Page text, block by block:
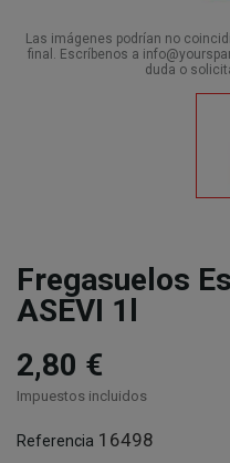
Las imágenes podrían no
final. Escríbenos a
duda o
Fregasuelos
ASEVI 1l
2,80 €
Impuestos incluidos
Referencia 16498